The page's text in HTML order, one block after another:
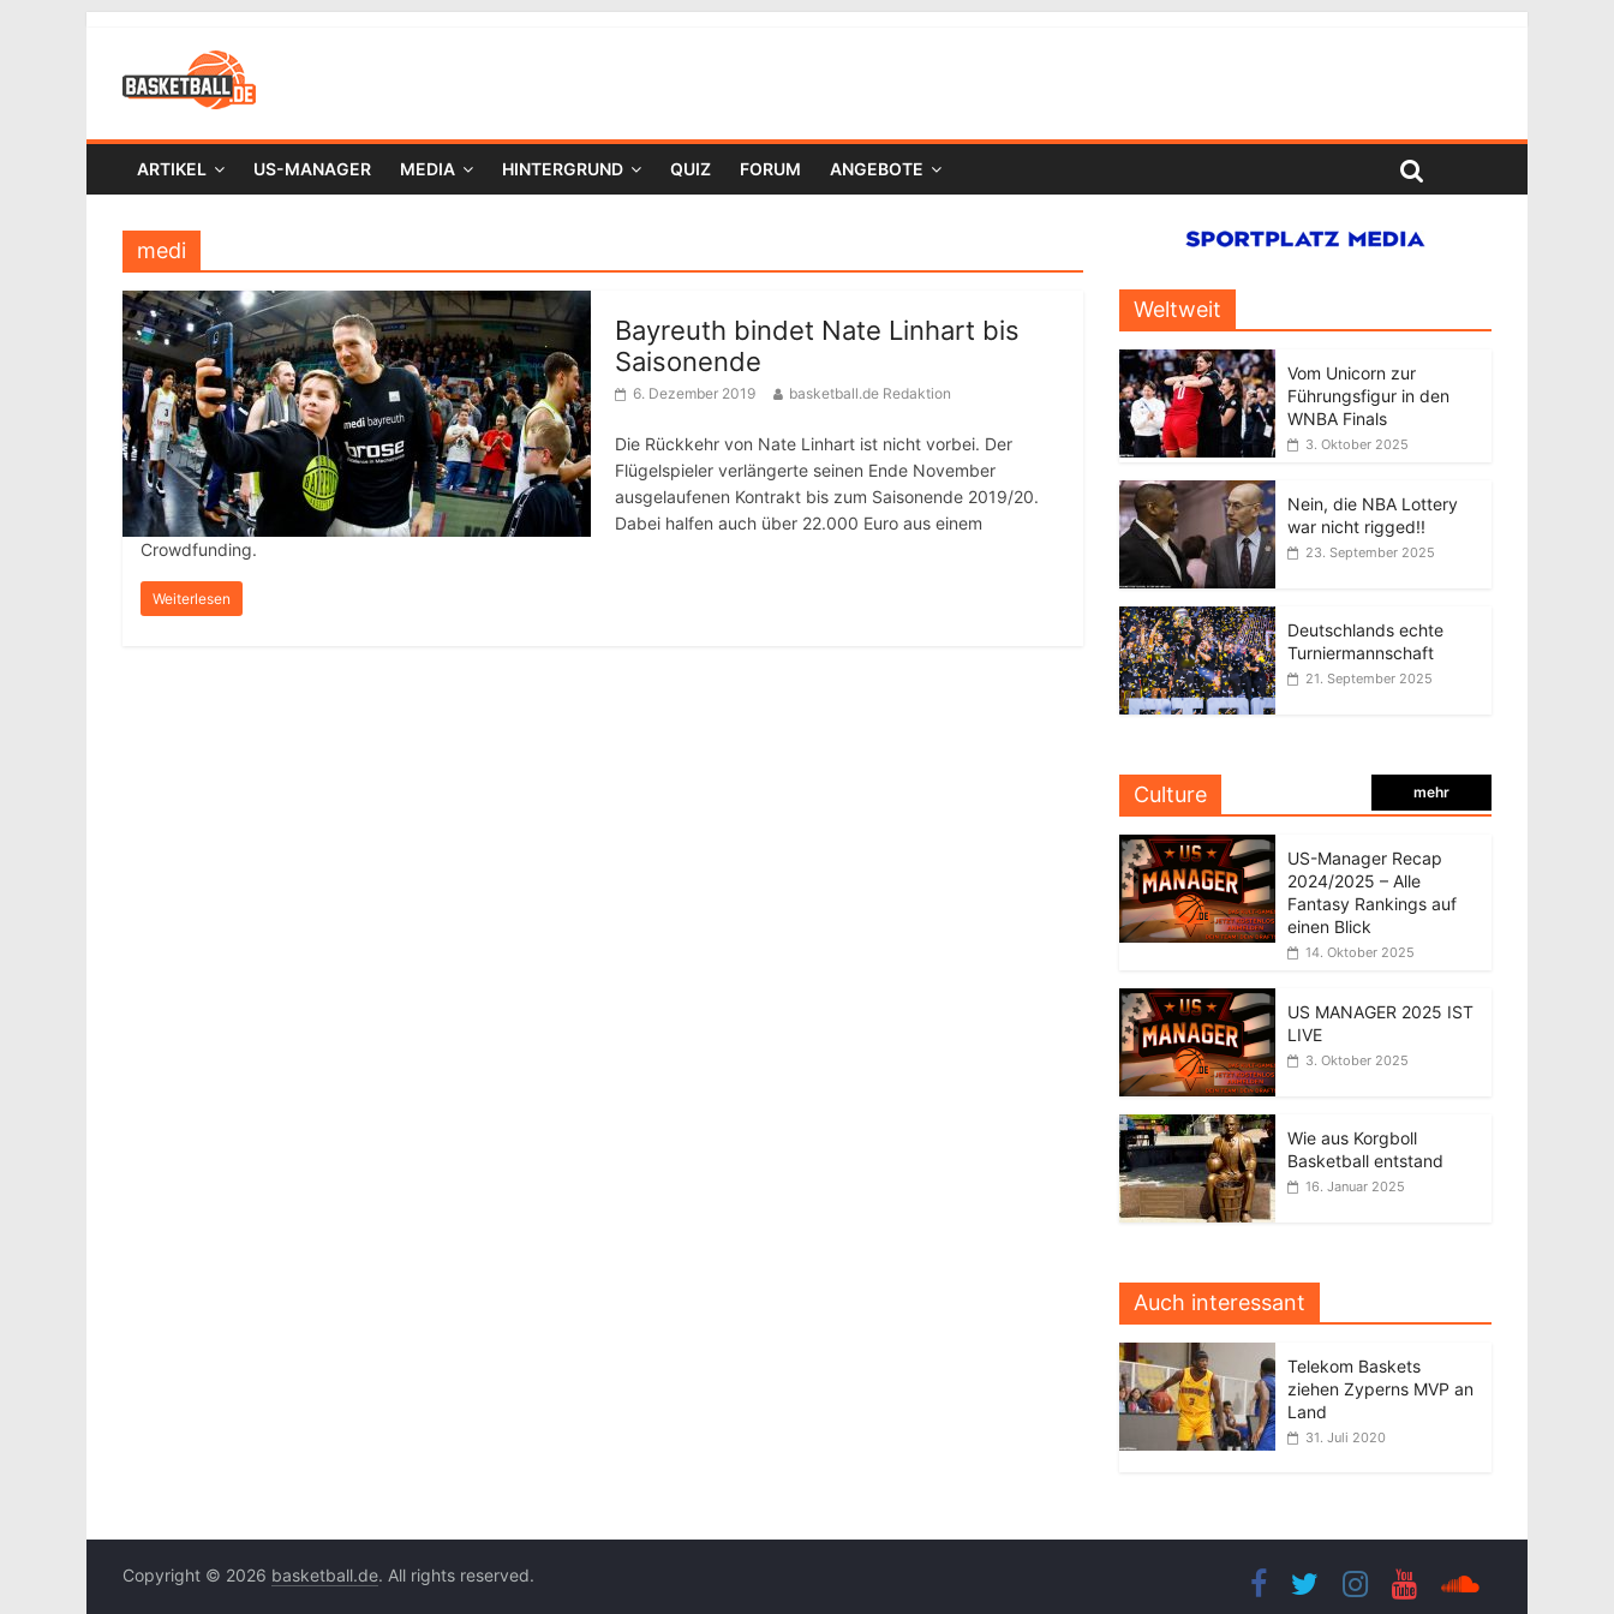
ARTIKEL US-MANAGER MEDIA HINTERGRUND QUIZ FORUM ANGEBOTE
medi
Bayreuth bindet Nate Linhart bis
Saisonende
6. Dezember 2019 basketball.de Redaktion
Die Rückkehr von Nate Linhart ist nicht vorbei. Der
Flügelspieler verlängerte seinen Ende November
ausgelaufenen Kontrakt bis zum Saisonende 2019/20.
Dabei halfen auch über 22.000 Euro aus einem
Crowdfunding.
Weiterlesen
Weltweit
Vom Unicorn zur
Führungsfigur in den
WNBA Finals
3. Oktober 2025
Nein, die NBA Lottery
war nicht rigged!!
23. September 2025
Deutschlands echte
Turniermannschaft
21. September 2025
Culture mehr
US-Manager Recap
2024/2025 – Alle
Fantasy Rankings auf
einen Blick
14. Oktober 2025
US MANAGER 2025 IST
LIVE
3. Oktober 2025
Wie aus Korgboll
Basketball entstand
16. Januar 2025
Auch interessant
Telekom Baskets
ziehen Zyperns MVP an
Land
31. Juli 2020
Copyright © 2026 basketball.de. All rights reserved.